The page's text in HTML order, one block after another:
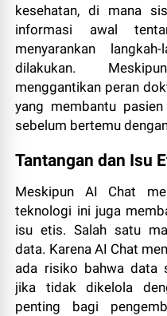
kesehatan, di mana
informasi awal
menyarankan
dilakukan.
menggantikan peran
yang membantu
sebelum bertemu
Tantangan dan Isu
Meskipun AI Chat
teknologi ini juga
isu etis. Salah satu
data. Karena AI Chat
ada risiko bahwa data
jika tidak dikelola
penting bagi